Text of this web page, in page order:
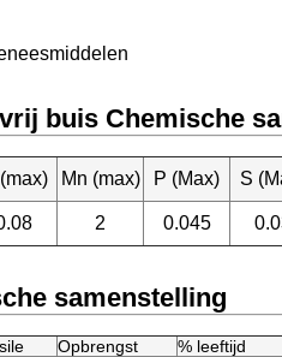
buis Chemische
Mn (max) P (Max) S
2 0.045
samenstelling
Opbrengst
% leeftijd